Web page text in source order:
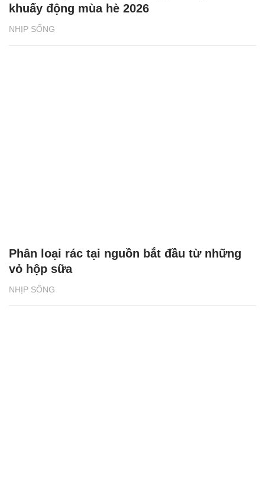
NHỊP SỐNG
khuấy động mùa hè 2026
NHỊP SỐNG
Phân loại rác tại nguồn bắt đầu từ những
vỏ hộp sữa